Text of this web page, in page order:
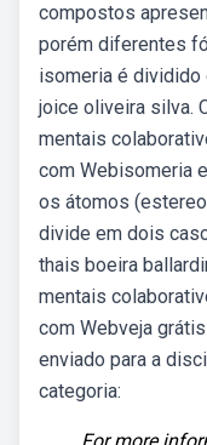
compostos
porém diferentes
isomeria é dividido
joice oliveira silva.
mentais
com Webisomeria
os átomos
divide em dois
thais boeira
mentais
com Webveja
enviado para a
categoria: